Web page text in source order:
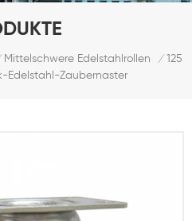
Mittelschwere Edelstahlrollen / 125
Edelstahl-Zaubernaster